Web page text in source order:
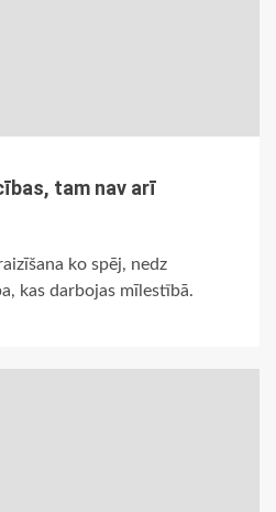
tam nav arī
ko spēj, nedz
kas darbojas mīlestībā.